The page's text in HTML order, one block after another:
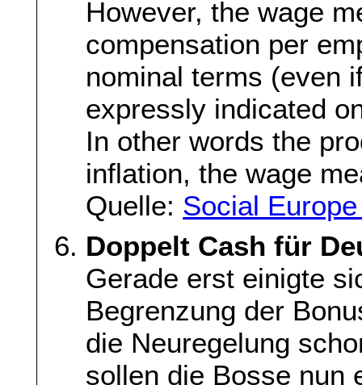
However, the wage
compensation per
nominal terms (even
expressly indicated
In other words the
inflation, the wage
Quelle: Social
Doppelt Cash für
Gerade erst einigte
Begrenzung der
die Neuregelung
sollen die Bosse nun